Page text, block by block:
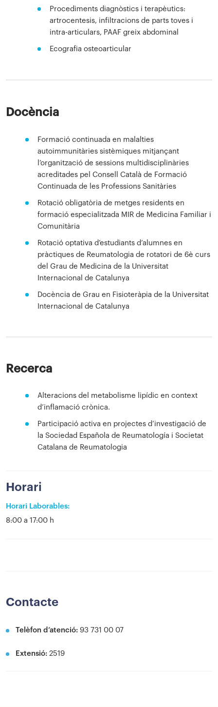
Procediments diagnòstics i terapèutics:
artrocentesis, infiltracions de parts toves i
intra-articulars, PAAF greix abdominal
Ecografia osteoarticular
Docència
Formació continuada en malalties
autoimmunitàries sistèmiques mitjançant
l’organització de sessions multidisciplinàries
acreditades pel Consell Català de Formació
Continuada de les Professions Sanitàries
Rotació obligatòria de metges residents en
formació especialitzada MIR de Medicina Familiar i
Comunitària
Rotació optativa d’estudiants d’alumnes en
pràctiques de Reumatologia de rotatori de 6è curs
del Grau de Medicina de la Universitat
Internacional de Catalunya
Docència de Grau en Fisioteràpia de la Universitat
Internacional de Catalunya
Recerca
Alteracions del metabolisme lipídic en context
d’inflamació crònica.
Participació activa en projectes d’investigació de
la Sociedad Española de Reumatología i Societat
Catalana de Reumatologia
Horari
Horari Laborables:
8:00 a 17:00 h
Contacte
Telèfon d’atenció: 93 731 00 07
Extensió: 2519